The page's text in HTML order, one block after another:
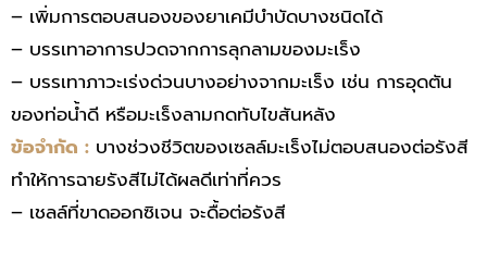
– เพิ่มการตอบสนองของยาเคมีบำบัดบางชนิดได้
– บรรเทาอาการปวดจากการลุกลามของมะเร็ง
– บรรเทาภาวะเร่งด่วนบางอย่างจากมะเร็ง เช่น การอุดตัน
ของท่อน้ำดี หรือมะเร็งลามกดทับไขสันหลัง
ข้อจำกัด : บางช่วงชีวิตของเซลล์มะเร็งไม่ตอบสนองต่อรังสี
ทำให้การฉายรังสีไม่ได้ผลดีเท่าที่ควร
– เชลล์ที่ขาดออกซิเจน จะดื้อต่อรังสี